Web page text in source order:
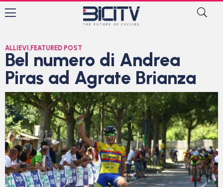
ALLIEVI , FEATURED POST
Bel numero di Andrea
Piras ad Agrate Brianza